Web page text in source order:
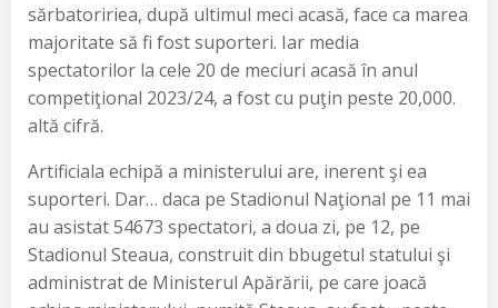
sărbatoririea, după ultimul meci acasă, face ca marea
majoritate să fi fost suporteri. Iar media
spectatorilor la cele 20 de meciuri acasă în anul
competiţional 2023/24, a fost cu puţin peste 20,000.
altă cifră.
Artificiala echipă a ministerului are, inerent şi ea
suporteri. Dar… daca pe Stadionul Naţional pe 11 mai
au asistat 54673 spectatori, a doua zi, pe 12, pe
Stadionul Steaua, construit din bbugetul statului şi
administrat de Ministerul Apărării, pe care joacă